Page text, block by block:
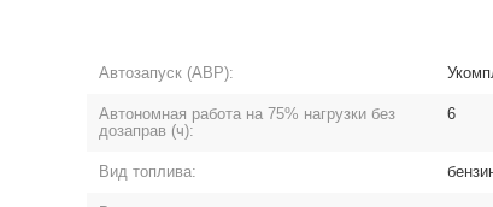
Автозапуск (АВР):
Автономная работа на 75% нагрузки без
дозаправ (ч):
6
Вид топлива: